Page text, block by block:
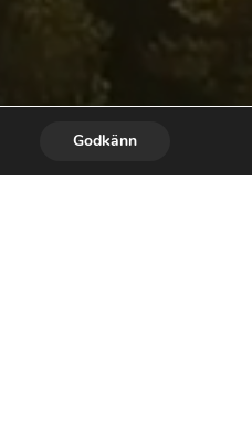
Godkänn